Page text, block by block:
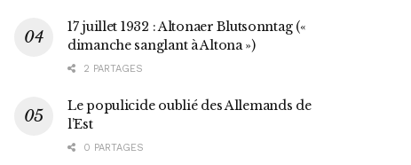
17 juillet 1932 : Altonaer Blutsonntag («
dimanche sanglant à Altona »)
2 PARTAGES
Le populicide oublié des Allemands de
l’Est
0 PARTAGES